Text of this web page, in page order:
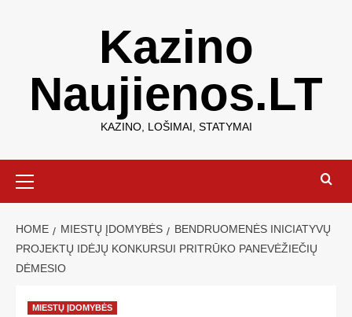
Kazino
Naujienos.LT
KAZINO, LOŠIMAI, STATYMAI
HOME MIESTŲ ĮDOMYBĖS
BENDRUOMENĖS INICIATYVŲ
PROJEKTŲ IDĖJŲ KONKURSUI PRITRŪKO PANEVĖŽIEČIŲ
DĖMESIO
MIESTŲ ĮDOMYBĖS